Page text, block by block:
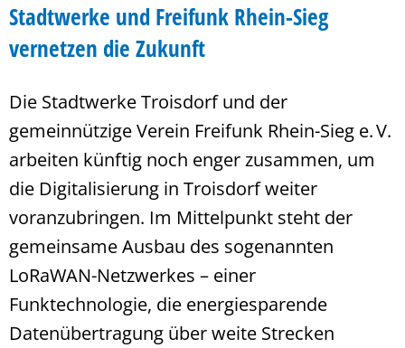
Stadtwerke und Freifunk Rhein-Sieg
vernetzen die Zukunft
Die Stadtwerke Troisdorf und der
gemeinnützige Verein Freifunk Rhein-Sieg e. V.
arbeiten künftig noch enger zusammen, um
die Digitalisierung in Troisdorf weiter
voranzubringen. Im Mittelpunkt steht der
gemeinsame Ausbau des sogenannten
LoRaWAN-Netzwerkes – einer
Funktechnologie, die energiesparende
Datenübertragung über weite Strecken